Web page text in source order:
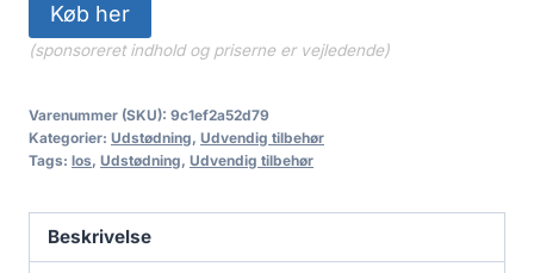
Køb her
(sponsoreret indhold og priserne er vejledende)
Varenummer (SKU): 9c1ef2a52d79
Kategorier: Udstødning, Udvendig tilbehør
Tags: los, Udstødning, Udvendig tilbehør
Beskrivelse